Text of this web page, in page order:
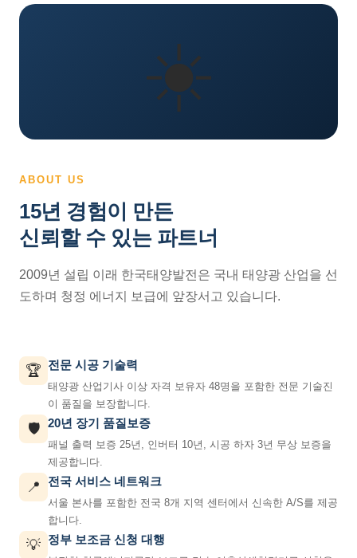
☀️
ABOUT US
15년 경험이 만든
신뢰할 수 있는 파트너
2009년 설립 이래 한국태양발전은 국내 태양광 산업을 선
도하며 청정 에너지 보급에 앞장서고 있습니다.
🏆 전문 시공 기술력
태양광 산업기사 이상 자격 보유자 48명을 포함한 전문 기술진
이 품질을 보장합니다.
🛡️ 20년 장기 품질보증
패널 출력 보증 25년, 인버터 10년, 시공 하자 3년 무상 보증을
제공합니다.
📍 전국 서비스 네트워크
서울 본사를 포함한 전국 8개 지역 센터에서 신속한 A/S를 제공
합니다.
💡 정부 보조금 신청 대행